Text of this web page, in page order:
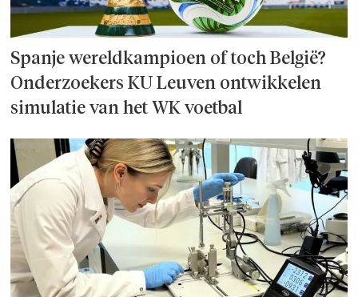
Spanje wereld­kampioen of toch België?
Onderzoek­ers KU Leuven ontwikkelen
simulatie van het WK voetbal